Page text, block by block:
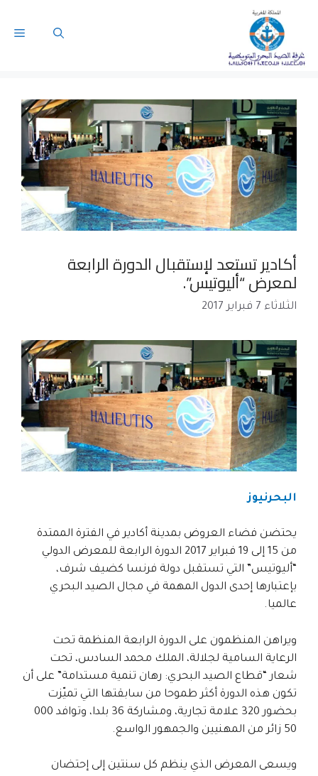
أكادير تستعد لإستقبال الدورة الرابعة
لمعرض “أليوتيس”.
الثلاثاء 7 فبراير 2017
البحرنيوز
يحتضن فضاء العروض بمدينة أكادير في الفترة الممتدة
من 15 إلى 19 فبراير 2017 الدورة الرابعة للمعرض الدولي
“أليوتيس” التي تستقبل دولة فرنسا كضيف شرف،
بإعتبارها إحدى الدول المهمة في مجال الصيد البحري
عالميا.
ويراهن المنظمون على الدورة الرابعة المنظمة تحت
الرعاية السامية لجلالة، الملك محمد السادس، تحت
شعار “قطاع الصيد البحري: رهان تنمية مستدامة” على أن
تكون هذه الدورة أكثر طموحا من سابقتها التي تميّزت
بحضور 320 علامة تجارية، ومشاركة 36 بلدا، وتوافد 000
50 زائر من المهنيين والجمهور الواسع.
ويسعى المعرض الذي ينظم كل سنتين إلى إحتضان